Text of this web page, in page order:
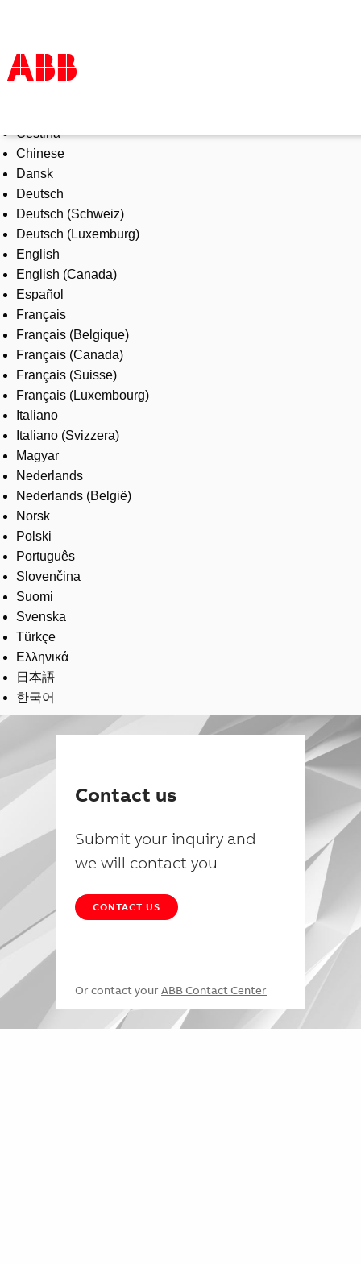
Products & Solutions
Industries
Services
About us
Where to buy
Contact us
Careers
Čeština
Chinese
Dansk
Deutsch
Deutsch (Schweiz)
Deutsch (Luxemburg)
English
English (Canada)
Español
Français
Français (Belgique)
Français (Canada)
Français (Suisse)
Français (Luxembourg)
Italiano
Italiano (Svizzera)
Magyar
Nederlands
Nederlands (België)
Norsk
Polski
Português
Slovenčina
Suomi
Svenska
Türkçe
Ελληνικά
日本語
한국어
Contact us
Submit your inquiry and
we will contact you
CONTACT US
Or contact your ABB Contact Center